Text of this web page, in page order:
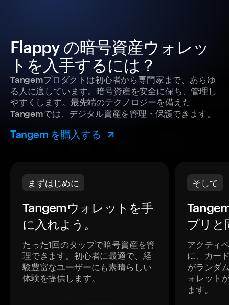
Flappy の暗号資産ウォレッ
トを入手するには？
Tangemプロダクトは初心者から専門家まで、あらゆ
る人に適しています。暗号資産を安全に保ち、管理し
やすくします。最先端のテクノロジーを備えた
Tangemでは、デジタル資産を管理・保護できます。
Tangem を購入する
まずはじめに
Tangemウォレットを手
に入れよう。
たった1回のタップで暗号資産を管
理できます。初心者に最適で、経
験豊富なユーザーにも素晴らしい
体験を提供します。
そして
プリと
アクティ
に、カー
がランダ
ォレット
ます。